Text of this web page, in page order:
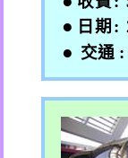
● 日期 :
● 交通 :